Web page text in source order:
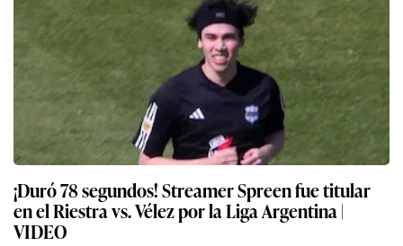
¡Duró 78 segundos! Streamer Spreen fue titular
en el Riestra vs. Vélez por la Liga Argentina |
VIDEO